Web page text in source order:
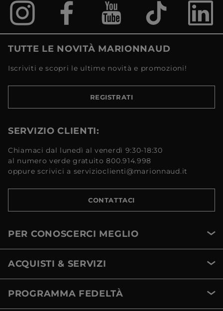
TUTTE LE NOVITÀ MARIONNAUD
Iscriviti e scopri le ultime novità e promozioni!
REGISTRATI
SERVIZIO CLIENTI:
Chiamaci dal lunedì al venerdì 9:30-18:30
al numero verde gratuito 800.914.998
oppure scrivici a servizioclienti@marionnaud.it
CONTATTACI
PER CONOSCERCI MEGLIO
ACQUISTI & SERVIZI
PROGRAMMA FEDELTÀ